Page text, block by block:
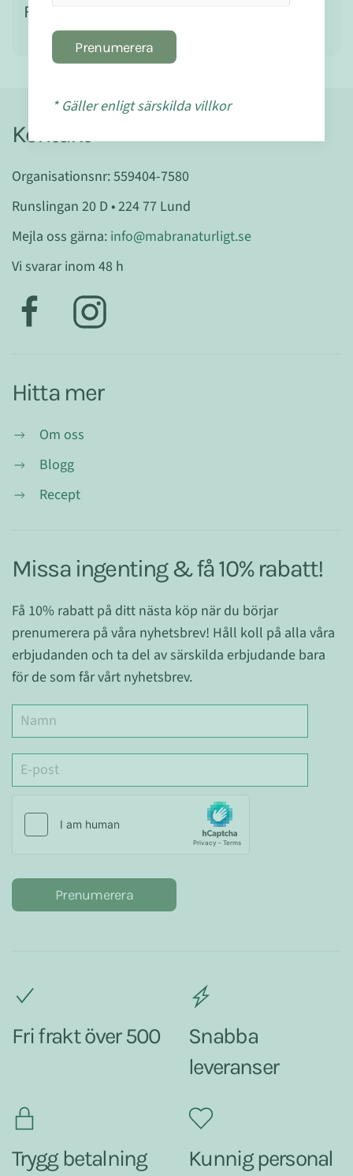
Försiktighet
Kontakt
Organisationsnr: 559404-7580
Runslingan 20 D • 224 77 Lund
Mejla oss gärna: info@mabranaturligt.se
Vi svarar inom 48 h
Hitta mer
Om oss
Blogg
Recept
Missa ingenting & få 10% rabatt!
Få 10% rabatt på ditt nästa köp när du börjar
prenumerera på våra nyhetsbrev! Håll koll på alla våra
erbjudanden och ta del av särskilda erbjudande bara
för de som får vårt nyhetsbrev.
Prenumerera
Fri frakt över 500
Snabba
leveranser
Trygg betalning Kunnig personal
Prenumerera
* Gäller enligt särskilda villkor